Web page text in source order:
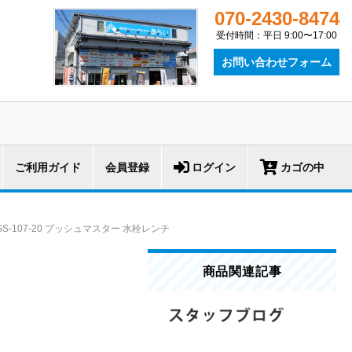
070-2430-8474
受付時間：平日 9:00〜17:00
お問い合わせフォーム
ご利用ガイド 会員登録 ログイン カゴの中
107-20 プッシュマスター 水栓レンチ
商品関連記事